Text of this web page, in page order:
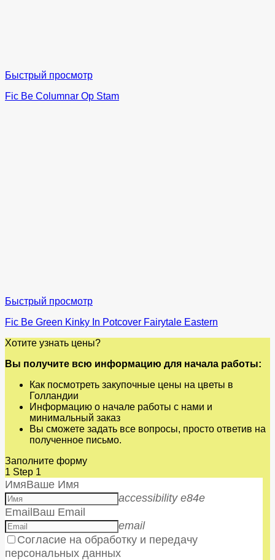
Быстрый просмотр
Fic Be Columnar Op Stam
Быстрый просмотр
Fic Be Green Kinky In Potcover Fairytale Eastern
Хотите узнать цены?
Вы получите всю информацию для начала работы:
Как посмотреть закупочные цены на цветы в
Голландии
Информацию о начале работы с нами и
минимальный заказ
Вы сможете задать все вопросы, просто ответив на
полученное письмо.
Заполните форму
1 Step 1
ИмяВаше Имя
accessibility e84e
EmailВаш Email
email
Согласие на обработку и передачу
персональных данных